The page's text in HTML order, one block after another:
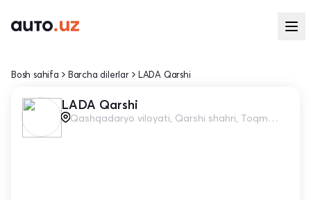
Bosh sahifa Barcha dilerlar LADA Qarshi
LADA Qarshi
Qashqadaryo viloyati, Qarshi shahri, Toqmangit kochasi, 1